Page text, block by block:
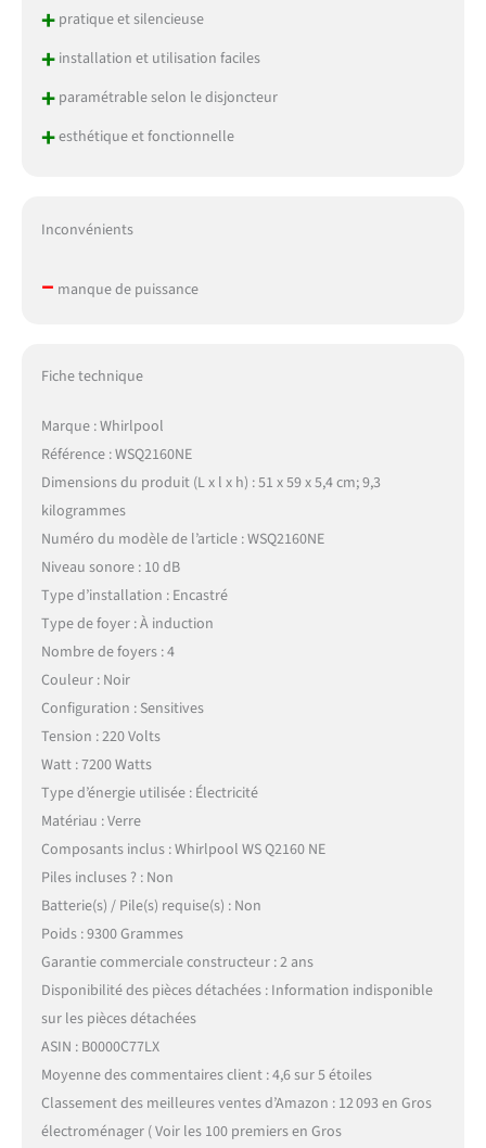
+pratique et silencieuse
+installation et utilisation faciles
+paramétrable selon le disjoncteur
+esthétique et fonctionnelle
Inconvénients
– manque de puissance
Fiche technique
Marque : Whirlpool
Référence : WSQ2160NE
Dimensions du produit (L x l x h) : 51 x 59 x 5,4 cm; 9,3
kilogrammes
Numéro du modèle de l’article : WSQ2160NE
Niveau sonore : 10 dB
Type d’installation : Encastré
Type de foyer : À induction
Nombre de foyers : 4
Couleur : Noir
Configuration : Sensitives
Tension : 220 Volts
Watt : 7200 Watts
Type d’énergie utilisée : Électricité
Matériau : Verre
Composants inclus : Whirlpool WS Q2160 NE
Piles incluses ? : Non
Batterie(s) / Pile(s) requise(s) : Non
Poids : 9300 Grammes
Garantie commerciale constructeur : 2 ans
Disponibilité des pièces détachées : Information indisponible
sur les pièces détachées
ASIN : B0000C77LX
Moyenne des commentaires client : 4,6 sur 5 étoiles
Classement des meilleures ventes d’Amazon : 12 093 en Gros
électroménager ( Voir les 100 premiers en Gros